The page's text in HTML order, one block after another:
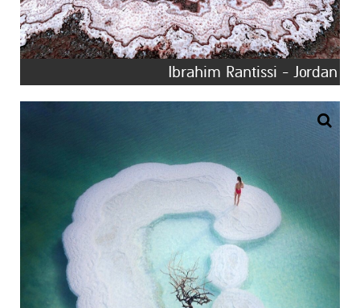
Ibrahim Rantissi - Jordan